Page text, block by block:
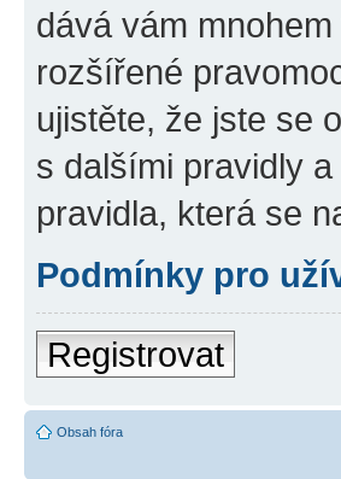
dává vám
rozšířené
ujistěte, že jste se
s dalšími pravidly
pravidla, která se
Podmínky pro
Registrovat
Obsah fóra